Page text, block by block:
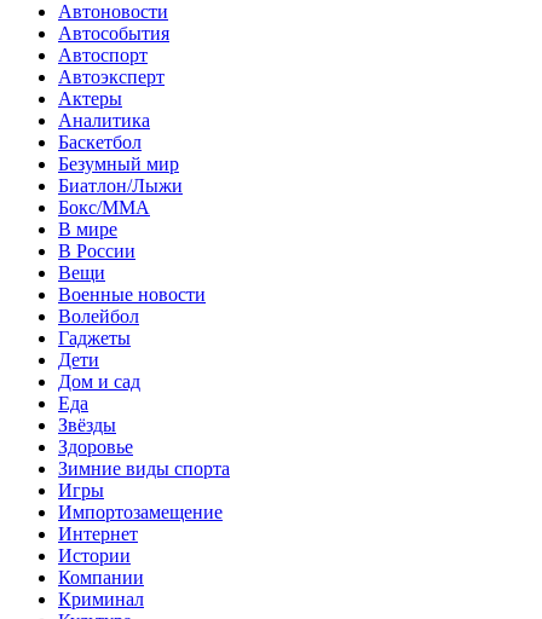
Автоновости
Автособытия
Автоспорт
Автоэксперт
Актеры
Аналитика
Баскетбол
Безумный мир
Биатлон/Лыжи
Бокс/MMA
В мире
В России
Вещи
Военные новости
Волейбол
Гаджеты
Дети
Дом и сад
Еда
Звёзды
Здоровье
Зимние виды спорта
Игры
Импортозамещение
Интернет
Истории
Компании
Криминал